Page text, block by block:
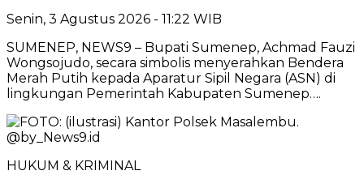
Senin, 3 Agustus 2026 - 11:22 WIB
SUMENEP, NEWS9 – Bupati Sumenep, Achmad Fauzi
Wongsojudo, secara simbolis menyerahkan Bendera
Merah Putih kepada Aparatur Sipil Negara (ASN) di
lingkungan Pemerintah Kabupaten Sumenep….
HUKUM & KRIMINAL